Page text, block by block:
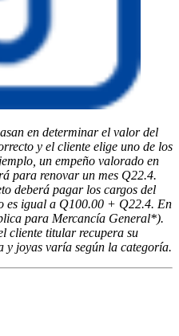
en determinar el valor del
y el cliente elige uno de los
un empeño valorado en
para renovar un mes Q22.4.
deberá pagar los cargos del
es igual a Q100.00 + Q22.4. En
para Mercancía General*).
cliente titular recupera su
joyas varía según la categoría.